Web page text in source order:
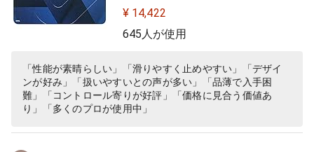
0%フルフラット/3.5ｍｍ
¥ 14,422
645人が使用
「性能が素晴らしい」「滑りやすく止めやすい」「デザイ
ンが好み」「扱いやすいとの声が多い」「品薄で入手困
難」「コントロール寄りが好評」「価格に見合う価値あ
り」「多くのプロが使用中」